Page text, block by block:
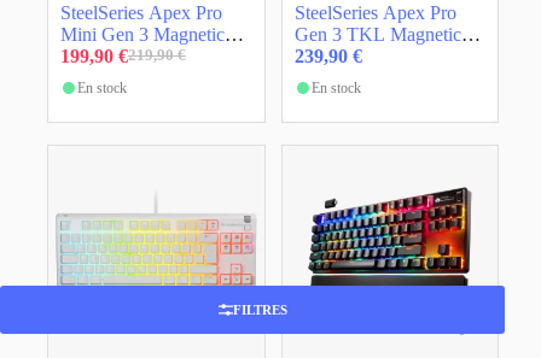
FILTRES
SteelSeries Apex Pro
Mini Gen 3 Magnetic
ISO FR Noir
219,90€
Le
prix
était :
219,90 €.
199,90 €Le
prix
est :
199,90 €.
En stock
SteelSeries Apex Pro
Gen 3 TKL Magnetic
ISO FR Blanc
239,90 €
En stock